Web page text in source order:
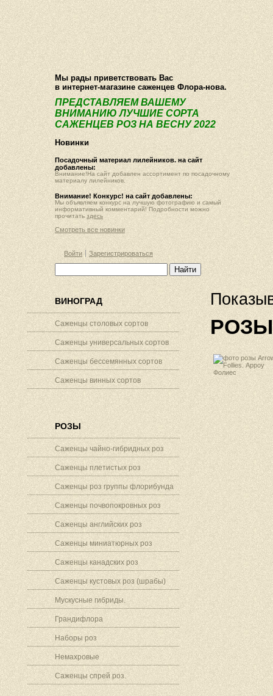
О компании Как купить Фотогалерея Статьи Опт
Мы рады приветствовать Вас
в интернет-магазине саженцев Флора-нова.
ПРЕДСТАВЛЯЕМ ВАШЕМУ
ВНИМАНИЮ ЛУЧШИЕ СОРТА
САЖЕНЦЕВ РОЗ НА ВЕСНУ 2022
Новинки
Посадочный материал лилейников. на сайт
добавлены:
Внимание!На сайт добавлен ассортимент по посадочному
материалу лилейников.
Внимание! Конкурс! на сайт добавлены:
Мы объявляем конкурс на лучшую фотографию и самый
информативный комментарий! Подробности можно
прочитать здесь
Смотреть все новинки
Войти Зарегистрироваться
ВИНОГРАД
Саженцы столовых сортов
Саженцы универсальных сортов
Саженцы бессемянных сортов
Саженцы винных сортов
РОЗЫ
Саженцы чайно-гибридных роз
Саженцы плетистых роз
Саженцы роз группы флорибунда
Саженцы почвопокровных роз
Саженцы английских роз
Саженцы миниатюрных роз
Саженцы канадских роз
Саженцы кустовых роз (шрабы)
Мускусные гибриды.
Грандифлора
Наборы роз
Немахровые
Саженцы спрей роз.
РОЗЫ